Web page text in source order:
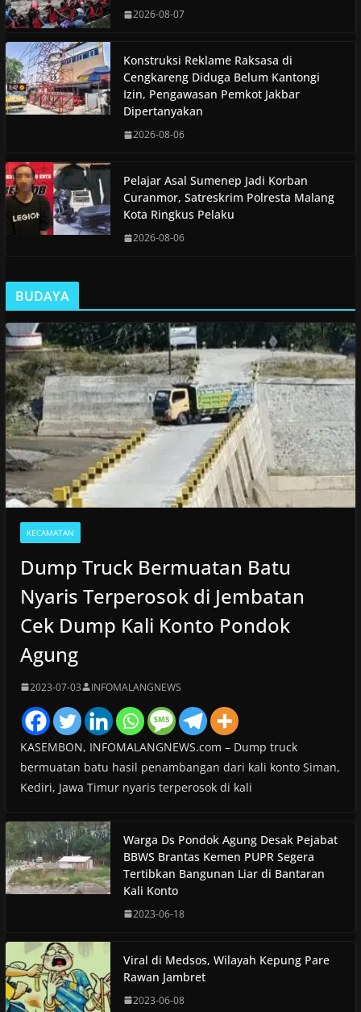
2026-08-07
Konstruksi Reklame Raksasa di
Cengkareng Diduga Belum Kantongi
Izin, Pengawasan Pemkot Jakbar
Dipertanyakan
2026-08-06
Pelajar Asal Sumenep Jadi Korban
Curanmor, Satreskrim Polresta Malang
Kota Ringkus Pelaku
2026-08-06
BUDAYA
KECAMATAN
Dump Truck Bermuatan Batu
Nyaris Terperosok di Jembatan
Cek Dump Kali Konto Pondok
Agung
2023-07-03 INFOMALANGNEWS
KASEMBON, INFOMALANGNEWS.com – Dump truck
bermuatan batu hasil penambangan dari kali konto Siman,
Kediri, Jawa Timur nyaris terperosok di kali
Warga Ds Pondok Agung Desak Pejabat
BBWS Brantas Kemen PUPR Segera
Tertibkan Bangunan Liar di Bantaran
Kali Konto
2023-06-18
Viral di Medsos, Wilayah Kepung Pare
Rawan Jambret
2023-06-08